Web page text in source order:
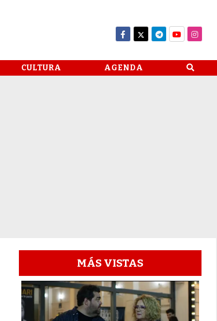
CULTURA AGENDA
MÁS VISTAS
1